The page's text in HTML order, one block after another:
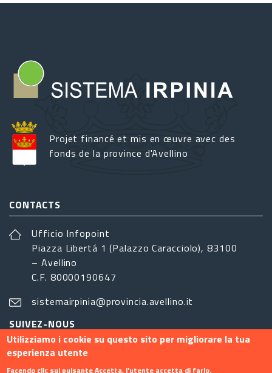
Projet financé et mis en œuvre avec des
fonds de la province d'Avellino
CONTACTS
Ufficio Infopoint
Piazza Libertá 1 (Palazzo Caracciolo), 83100
– Avellino
C.F. 80000190647
sistemairpinia@provincia.avellino.it
SUIVEZ-NOUS
Utilizziamo i cookie su questo sito per migliorare la tua
esperienza utente
Facendo clic sul pulsante Accetta, l'utente accetta di farlo.